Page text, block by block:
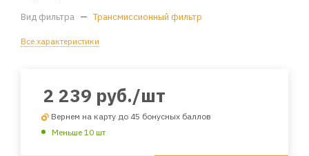
Вид фильтра — Трансмиссионный фильтр
Все характеристики
2 239 руб./шт
Вернем на карту до 45 бонусных баллов
Меньше 10 шт